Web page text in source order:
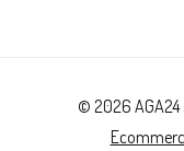
© 2026 AGA24